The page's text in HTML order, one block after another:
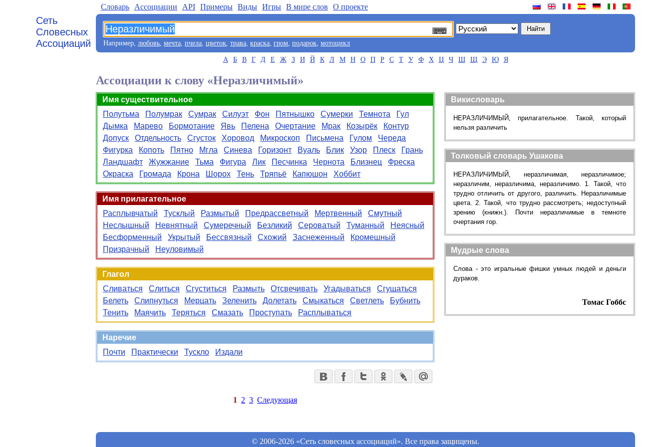
Сеть
Словесных
Ассоциаций
Словарь Aссоциации API Примеры Виды Игры В мире слов О проекте
Например, любовь, мечта, пчела, цветок, трава, краска, гром, подарок, мотоцикл
А Б В Г Д Е Ж З И Й К Л М Н О П Р С Т У Ф Х Ц Ч Ш Щ Э Ю Я
Ассоциации к слову «Неразличимый»
Имя существительное
Полутьма
Полумрак Сумрак Силуэт Фон Пятнышко Сумерки Темнота
Гул
Дымка
Марево Бормотание Явь Пелена Очертание Мрак Козырёк
Контур
Допуск
Отдельность Сгусток Хоровод Микроскоп Письмена Гулом
Череда
Фигурка
Копоть Пятно Мгла Синева Горизонт Вуаль Блик Узор Плеск
Грань
Ландшафт
Жужжание Тьма Фигура Лик Песчинка Чернота Близнец
Фреска
Окраска
Громада Крона Шорох Тень Тряпьё Капюшон Хоббит
Имя прилагательное
Расплывчатый
Тусклый Размытый Предрассветный Мертвенный
Смутный
Неслышный
Невнятный Сумеречный Безликий Сероватый Туманный
Неясный
Бесформенный
Укрытый Бессвязный Схожий Заснеженный
Кромешный
Призрачный
Неуловимый
Глагол
Сливаться
Слиться Сгуститься Размыть Отсвечивать Угадываться
Сгущаться
Белеть
Слипнуться Мерцать Зеленить Долетать Смыкаться Светлеть
Бубнить
Тенить
Маячить Теряться Смазать Проступать Расплываться
Наречие
Почти
Практически Тускло Издали
1 2 3 Следующая
Викисловарь
НЕРАЗЛИЧИМЫЙ, прилагательное. Такой, который
нельзя различить
Толковый словарь Ушакова
НЕРАЗЛИЧИМЫЙ, неразличимая, неразличимое;
неразличим, неразличима, неразличимо. 1. Такой, что
трудно отличить от другого, различить. Неразличимые
цвета. 2. Такой, что трудно рассмотреть; недоступный
зрению (книжн.). Почти неразличимые в темноте
очертания гор.
Мудрые слова
Слова - это игральные фишки умных людей и деньги
дураков.
Томас Гоббс
© 2006-2026 «Сеть словесных ассоциаций». Все права защищены.